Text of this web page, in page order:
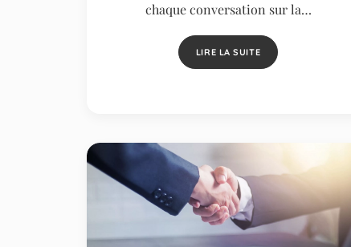
chaque conversation sur la…
LIRE LA SUITE